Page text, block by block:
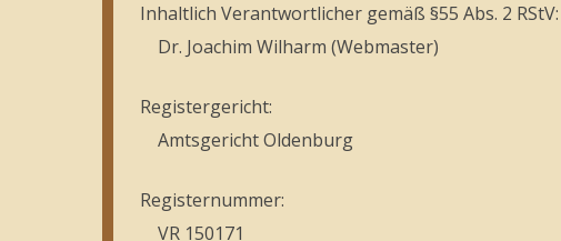
Inhaltlich Verantwortlicher gemäß §55 Abs. 2 RStV:
Dr. Joachim Wilharm (Webmaster)
Registergericht:
Amtsgericht Oldenburg
Registernummer:
VR 150171